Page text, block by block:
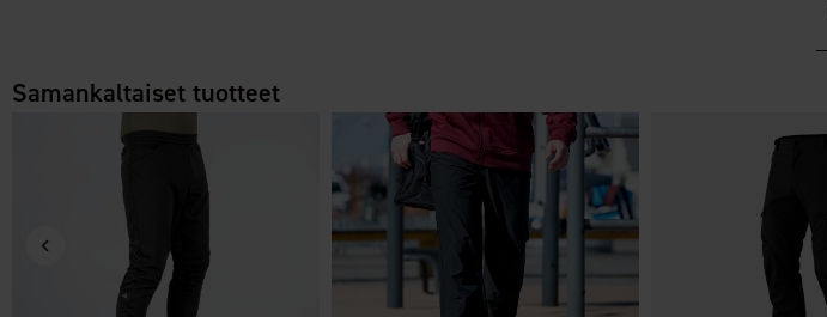
Samankaltaiset tuotteet